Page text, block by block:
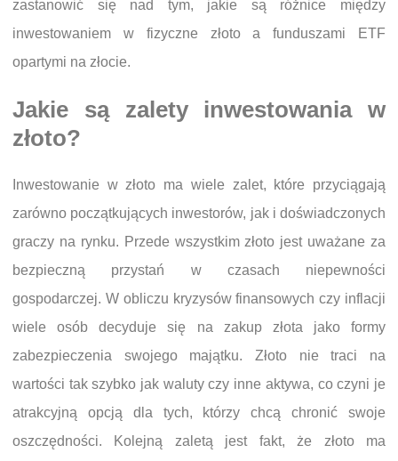
zastanowić się nad tym, jakie są różnice między
inwestowaniem w fizyczne złoto a funduszami ETF
opartymi na złocie.
Jakie są zalety inwestowania w
złoto?
Inwestowanie w złoto ma wiele zalet, które przyciągają
zarówno początkujących inwestorów, jak i doświadczonych
graczy na rynku. Przede wszystkim złoto jest uważane za
bezpieczną przystań w czasach niepewności
gospodarczej. W obliczu kryzysów finansowych czy inflacji
wiele osób decyduje się na zakup złota jako formy
zabezpieczenia swojego majątku. Złoto nie traci na
wartości tak szybko jak waluty czy inne aktywa, co czyni je
atrakcyjną opcją dla tych, którzy chcą chronić swoje
oszczędności. Kolejną zaletą jest fakt, że złoto ma